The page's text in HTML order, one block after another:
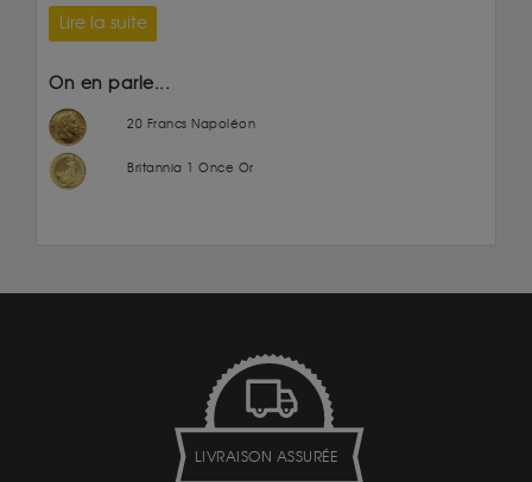
Lire la suite
On en parle...
20 Francs Napoléon
Britannia 1 Once Or
LIVRAISON ASSURÉE